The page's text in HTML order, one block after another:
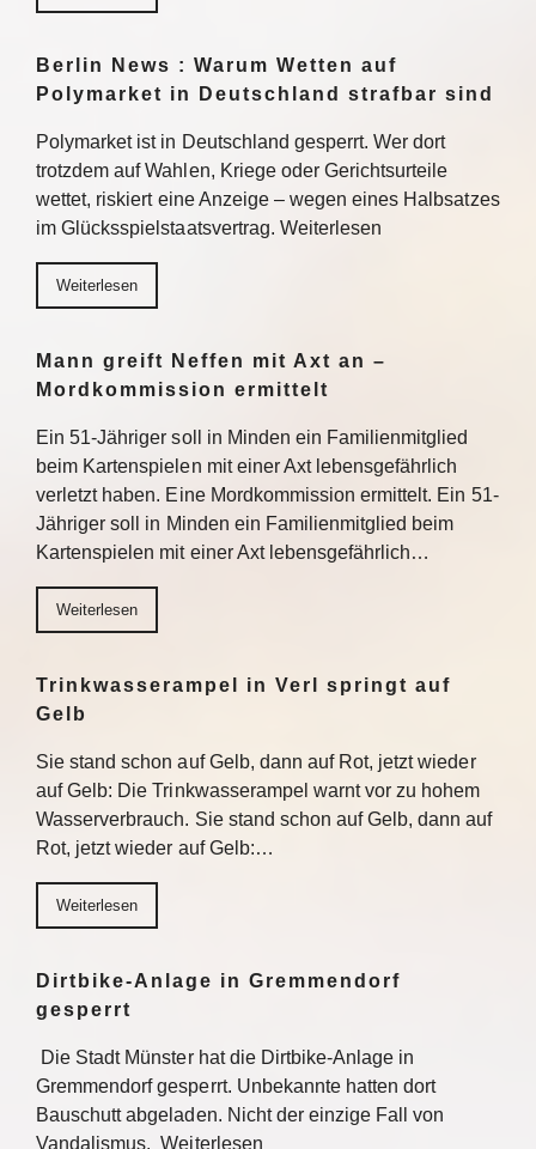
Berlin News : Warum Wetten auf
Polymarket in Deutschland strafbar sind
Polymarket ist in Deutschland gesperrt. Wer dort
trotzdem auf Wahlen, Kriege oder Gerichtsurteile
wettet, riskiert eine Anzeige – wegen eines Halbsatzes
im Glücksspielstaatsvertrag. Weiterlesen
Weiterlesen
Mann greift Neffen mit Axt an –
Mordkommission ermittelt
Ein 51-Jähriger soll in Minden ein Familienmitglied
beim Kartenspielen mit einer Axt lebensgefährlich
verletzt haben. Eine Mordkommission ermittelt. Ein 51-
Jähriger soll in Minden ein Familienmitglied beim
Kartenspielen mit einer Axt lebensgefährlich…
Weiterlesen
Trinkwasserampel in Verl springt auf
Gelb
Sie stand schon auf Gelb, dann auf Rot, jetzt wieder
auf Gelb: Die Trinkwasserampel warnt vor zu hohem
Wasserverbrauch. Sie stand schon auf Gelb, dann auf
Rot, jetzt wieder auf Gelb:…
Weiterlesen
Dirtbike-Anlage in Gremmendorf
gesperrt
Die Stadt Münster hat die Dirtbike-Anlage in
Gremmendorf gesperrt. Unbekannte hatten dort
Bauschutt abgeladen. Nicht der einzige Fall von
Vandalismus. Weiterlesen